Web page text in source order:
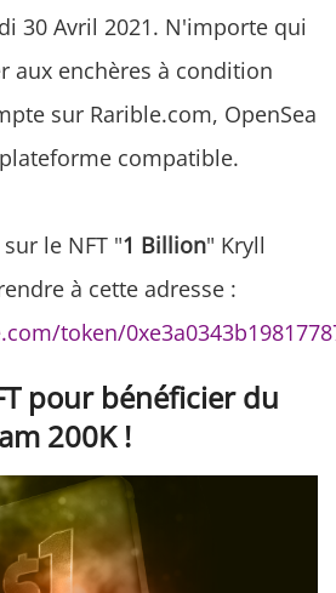
30 Avril 2021. N'importe qui
aux enchères à condition
sur Rarible.com, OpenSea
compatible.
le NFT "1 Billion" Kryll
à cette adresse :
token/
pour bénéficier du
200K !